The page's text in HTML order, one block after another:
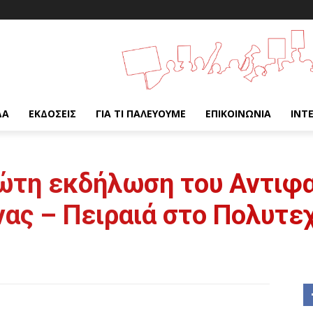
ΕΚΔΌΣΕΙΣ ΓΙΑ ΤΙ ΠΑΛΕΎΟΥΜΕ ΕΠΙΚΟΙΝΩΝΊΑ
εκδήλωση του
– Πειραιά στο